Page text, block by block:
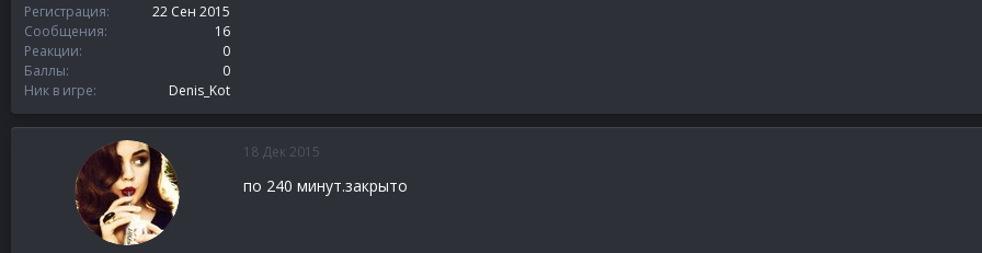
Регистрация
22 Сен 2015
Сообщения
16
Реакции
0
Баллы
0
Ник в игре
Denis_Kot
18 Дек 2015
по 240 минут.закрыто